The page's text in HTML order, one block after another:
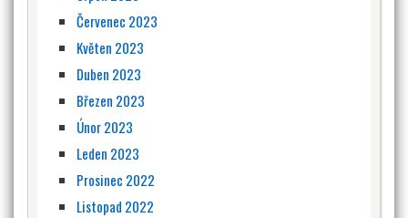
Červenec 2023
Květen 2023
Duben 2023
Březen 2023
Únor 2023
Leden 2023
Prosinec 2022
Listopad 2022